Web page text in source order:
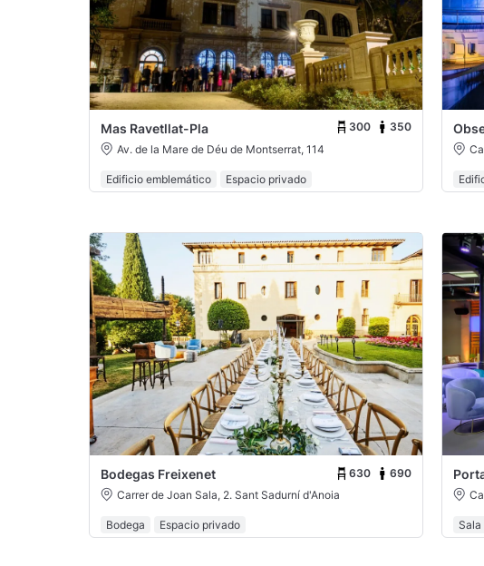
Mas Ravetllat-Pla 300
350
Av. de la Mare de Déu de Montserrat, 114
Edificio emblemático Espacio privado
Bodegas Freixenet 630
690
Carrer de Joan Sala, 2. Sant Sadurní d'Anoia
Bodega Espacio privado Sala